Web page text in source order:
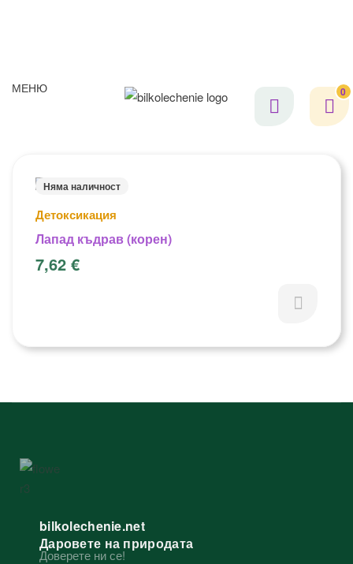
МЕНЮ 0
Няма наличност
Детоксикация
Лапад къдрав (корен)
7,62 €
bilkolechenie.net
Даровете на природата
Доверете ни се!